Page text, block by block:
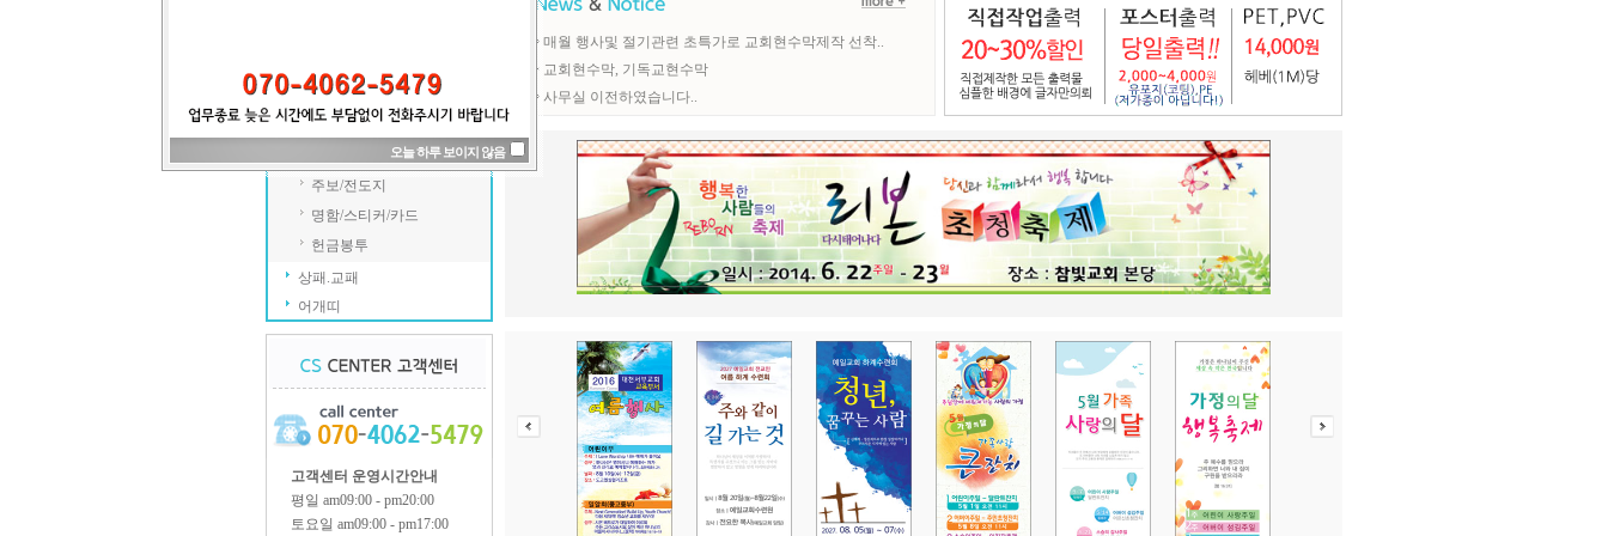
분양/건설/기타
각종인쇄물
전단지/포스터
주보/전도지
명함/스티커/카드
헌금봉투
상패.교패
어개띠
고객센터 운영시간안내
평일 am09:00 - pm20:00
토요일 am09:00 - pm17:00
오늘 하루 보이지 않음
• 매월 행사및 절기관련 초특가로 교회현수막제작 선착..
• 교회현수막, 기독교현수막
• 사무실 이전하였습니다..